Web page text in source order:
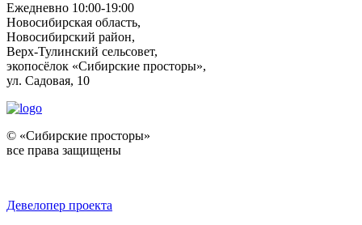
Ежедневно 10:00-19:00
Новосибирская область,
Новосибирский район,
Верх-Тулинский сельсовет,
экопосёлок «Сибирские просторы»,
ул. Садовая, 10
© «Сибирские просторы»
все права защищены
Девелопер проекта